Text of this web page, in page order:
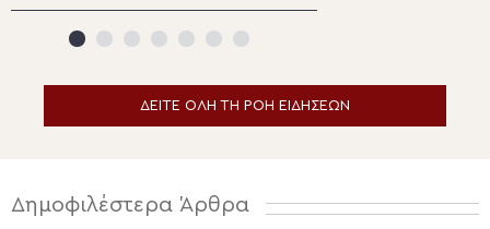
διακρίνη την Αρχιερατικήν
μου ζωήν!
ΔΕΙΤΕ ΟΛΗ ΤΗ ΡΟΗ ΕΙΔΗΣΕΩΝ
Δημοφιλέστερα Άρθρα